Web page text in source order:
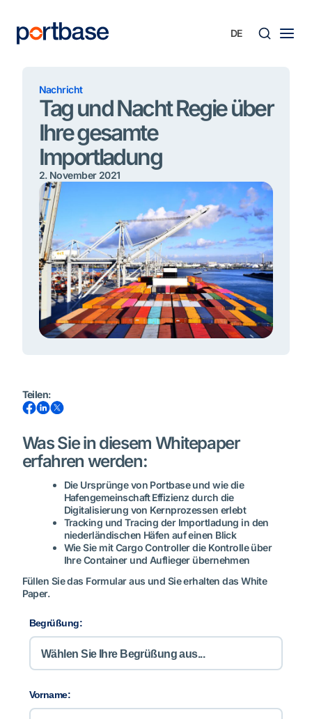
springen
Nachricht
Tag und Nacht Regie über
Ihre gesamte
Importladung
2. November 2021
Teilen:
Was Sie in diesem Whitepaper
erfahren werden:
Die Ursprünge von Portbase und wie die
Hafengemeinschaft Effizienz durch die
Digitalisierung von Kernprozessen erlebt
Tracking und Tracing der Importladung in den
niederländischen Häfen auf einen Blick
Wie Sie mit Cargo Controller die Kontrolle über
Ihre Container und Auflieger übernehmen
Füllen Sie das Formular aus und Sie erhalten das White
Paper.
Begrüßung:
Vorname: